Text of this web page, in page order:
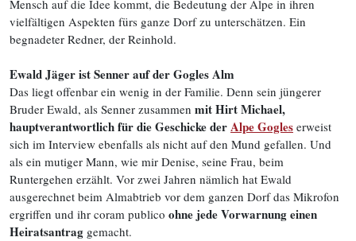
Mensch auf die Idee kommt, die Bedeutung der Alpe in ihren
vielfältigen Aspekten fürs ganze Dorf zu unterschätzen. Ein
begnadeter Redner, der Reinhold.
Ewald Jäger ist Senner auf der Gogles Alm
Das liegt offenbar ein wenig in der Familie. Denn sein jüngerer
Bruder Ewald, als Senner zusammen mit Hirt Michael,
hauptverantwortlich für die Geschicke derAlpe Gogles erweist
sich im Interview ebenfalls als nicht auf den Mund gefallen. Und
als ein mutiger Mann, wie mir Denise, seine Frau, beim
Runtergehen erzählt. Vor zwei Jahren nämlich hat Ewald
ausgerechnet beim Almabtrieb vor dem ganzen Dorf das Mikrofon
ergriffen und ihr coram publico ohne jede Vorwarnung einen
Heiratsantrag gemacht.